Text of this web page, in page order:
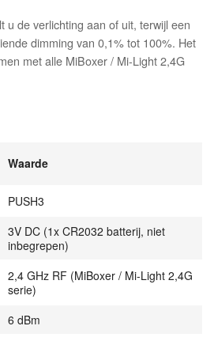
u de verlichting aan of uit, terwijl een
dimming van 0,1% tot 100%. Het
met alle MiBoxer / Mi-Light 2,4G
Waarde
PUSH3
3V DC (1x CR2032 batterij, niet
inbegrepen)
2,4 GHz RF (MiBoxer / Mi-Light 2,4G
serie)
6 dBm